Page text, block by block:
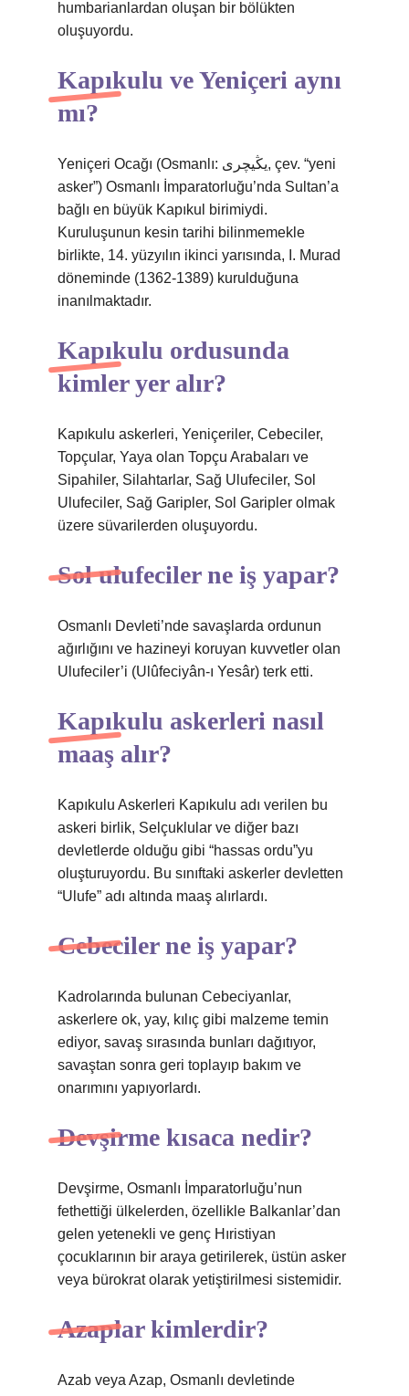
humbarianlardan oluşan bir bölükten
oluşuyordu.
Kapıkulu ve Yeniçeri aynı
mı?
Yeniçeri Ocağı (Osmanlı: یڭیچری, çev. “yeni
asker”) Osmanlı İmparatorluğu’nda Sultan’a
bağlı en büyük Kapıkul birimiydi.
Kuruluşunun kesin tarihi bilinmemekle
birlikte, 14. yüzyılın ikinci yarısında, I. Murad
döneminde (1362-1389) kurulduğuna
inanılmaktadır.
Kapıkulu ordusunda
kimler yer alır?
Kapıkulu askerleri, Yeniçeriler, Cebeciler,
Topçular, Yaya olan Topçu Arabaları ve
Sipahiler, Silahtarlar, Sağ Ulufeciler, Sol
Ulufeciler, Sağ Garipler, Sol Garipler olmak
üzere süvarilerden oluşuyordu.
Sol ulufeciler ne iş yapar?
Osmanlı Devleti’nde savaşlarda ordunun
ağırlığını ve hazineyi koruyan kuvvetler olan
Ulufeciler’i (Ulûfeciyân-ı Yesâr) terk etti.
Kapıkulu askerleri nasıl
maaş alır?
Kapıkulu Askerleri Kapıkulu adı verilen bu
askeri birlik, Selçuklular ve diğer bazı
devletlerde olduğu gibi “hassas ordu”yu
oluşturuyordu. Bu sınıftaki askerler devletten
“Ulufe” adı altında maaş alırlardı.
Cebeciler ne iş yapar?
Kadrolarında bulunan Cebeciyanlar,
askerlere ok, yay, kılıç gibi malzeme temin
ediyor, savaş sırasında bunları dağıtıyor,
savaştan sonra geri toplayıp bakım ve
onarımını yapıyorlardı.
Devşirme kısaca nedir?
Devşirme, Osmanlı İmparatorluğu’nun
fethettiği ülkelerden, özellikle Balkanlar’dan
gelen yetenekli ve genç Hıristiyan
çocuklarının bir araya getirilerek, üstün asker
veya bürokrat olarak yetiştirilmesi sistemidir.
Azaplar kimlerdir?
Azab veya Azap, Osmanlı devletinde